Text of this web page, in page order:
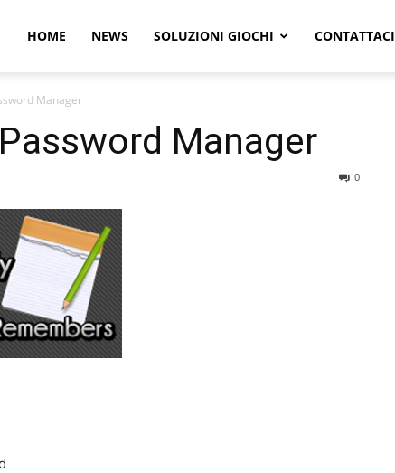
HOME NEWS SOLUZIONI GIOCHI CONTATTACI
Manager
Manager
0